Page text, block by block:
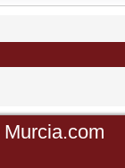
Murcia.com